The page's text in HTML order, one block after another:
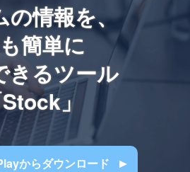
の情報を、
簡単に
きるツール
」
からダウンロード